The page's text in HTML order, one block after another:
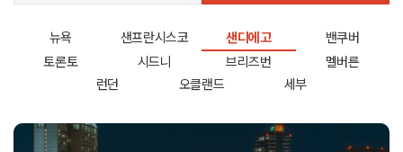
뉴욕 샌프란시스코 샌디에고
밴쿠버
토론토
시드니 브리즈번
멜버른
런던
오클랜드 세부